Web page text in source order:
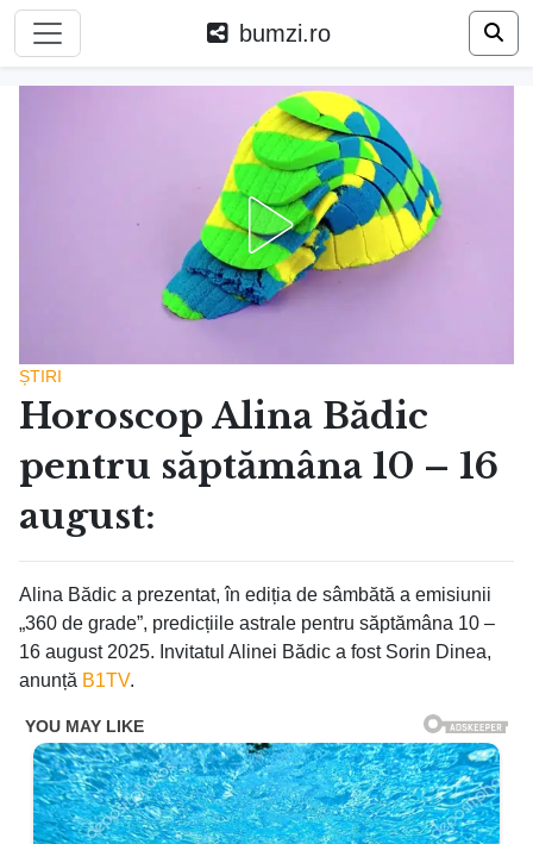
bumzi.ro
ȘTIRI
Horoscop Alina Bădic
pentru săptămâna 10 – 16
august:
Alina Bădic a prezentat, în ediția de sâmbătă a emisiunii
„360 de grade”, predicțiile astrale pentru săptămâna 10 –
16 august 2025. Invitatul Alinei Bădic a fost Sorin Dinea,
anunță B1TV.